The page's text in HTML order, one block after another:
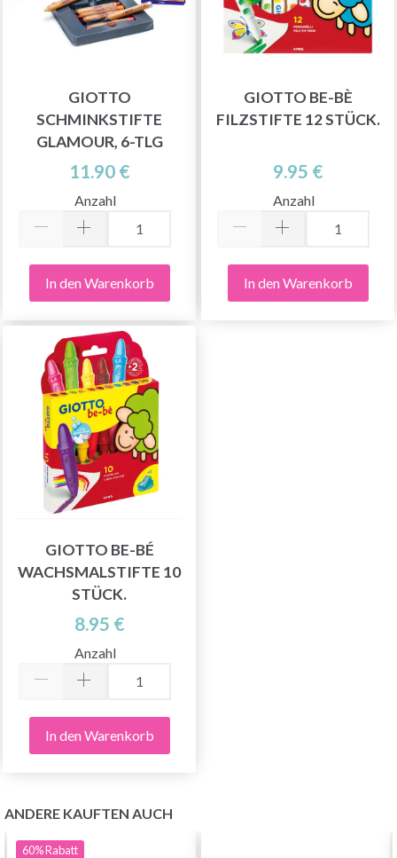
GIOTTO
SCHMINKSTIFTE
GLAMOUR, 6-TLG
11.90 €
Anzahl
In den Warenkorb
GIOTTO BE-BÈ
FILZSTIFTE 12 STÜCK.
9.95 €
Anzahl
In den Warenkorb
GIOTTO BE-BÉ
WACHSMALSTIFTE 10
STÜCK.
8.95 €
Anzahl
In den Warenkorb
ANDERE KAUFTEN AUCH
60%Rabatt